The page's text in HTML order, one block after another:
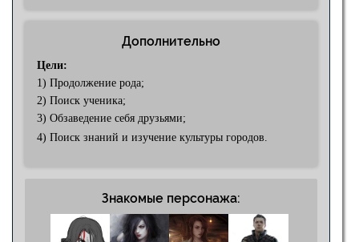
Дополнительно
Цели:
1) Продолжение рода;
2) Поиск ученика;
3) Обзаведение себя друзьями;
4) Поиск знаний и изучение культуры городов.
Знакомые персонажа: